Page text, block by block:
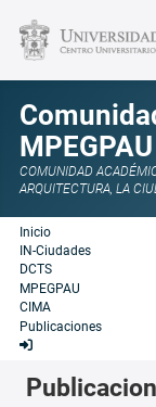
COMUNIDAD
ARQUITECTURA, LA
Inicio
IN-Ciudades
DCTS
MPEGPAU
CIMA
Publicaciones